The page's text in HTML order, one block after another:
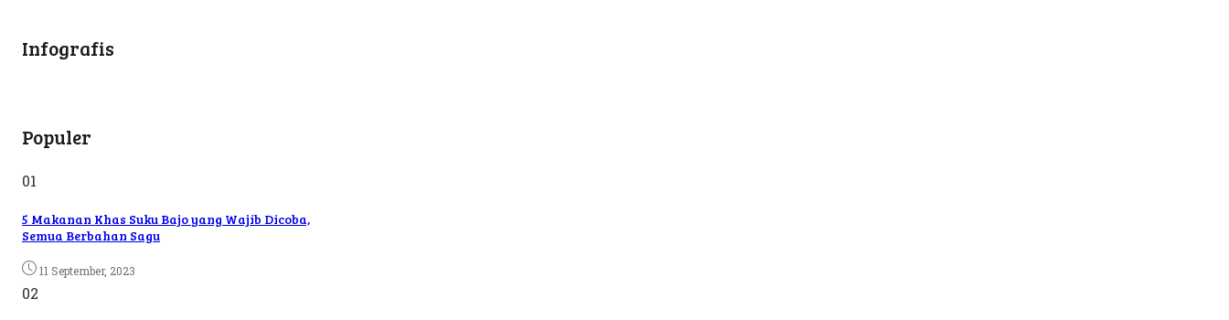
Infografis
Populer
01
5 Makanan Khas Suku Bajo yang Wajib Dicoba,
Semua Berbahan Sagu
11 September, 2023
02